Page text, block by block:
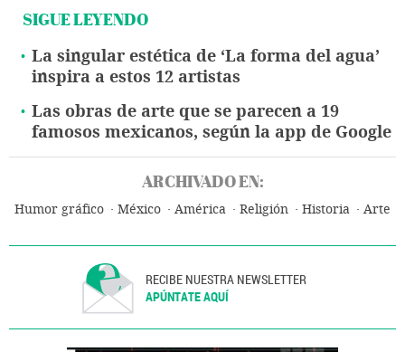
SIGUE LEYENDO
La singular estética de ‘La forma del agua’
inspira a estos 12 artistas
Las obras de arte que se parecen a 19
famosos mexicanos, según la app de Google
ARCHIVADO EN:
Humor gráfico México América Religión Historia Arte
RECIBE NUESTRA NEWSLETTER
APÚNTATE AQUÍ